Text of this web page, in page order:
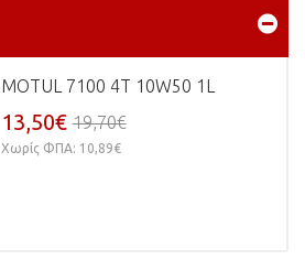
MOTUL 7100 4T 10W50 1L
13,50€ 19,70€
Χωρίς ΦΠΑ: 10,89€